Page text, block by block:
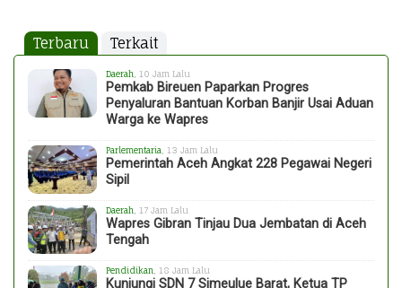
Terbaru Terkait
Daerah , 10 Jam Lalu
Pemkab Bireuen Paparkan Progres
Penyaluran Bantuan Korban Banjir Usai Aduan
Warga ke Wapres
Parlementaria , 13 Jam Lalu
Pemerintah Aceh Angkat 228 Pegawai Negeri
Sipil
Daerah , 17 Jam Lalu
Wapres Gibran Tinjau Dua Jembatan di Aceh
Tengah
Pendidikan , 18 Jam Lalu
Kunjungi SDN 7 Simeulue Barat, Ketua TP